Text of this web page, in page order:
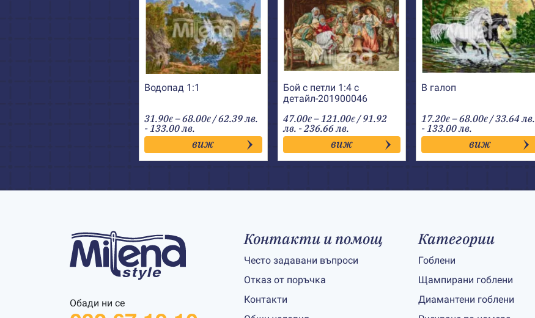
Водопад 1:1
31.90€ –68.00€Price
range:
31.90€
through
68.00€
/ 62.39 лв.
- 133.00 лв.
виж
Бой с петли 1:4 с
детайл-201900046
47.00€ –121.00€Price
range:
47.00€
through
121.00€
/ 91.92
лв. - 236.66 лв.
виж
В галоп
17.20€ –68.00€Price
range:
17.20€
through
68.00€
/ 33.64 лв.
- 133.00 лв.
виж
Обади ни се
Контакти и помощ
Често задавани въпроси
Отказ от поръчка
Контакти
Категории
Гоблени
Щампирани гоблени
Диамантени гоблени